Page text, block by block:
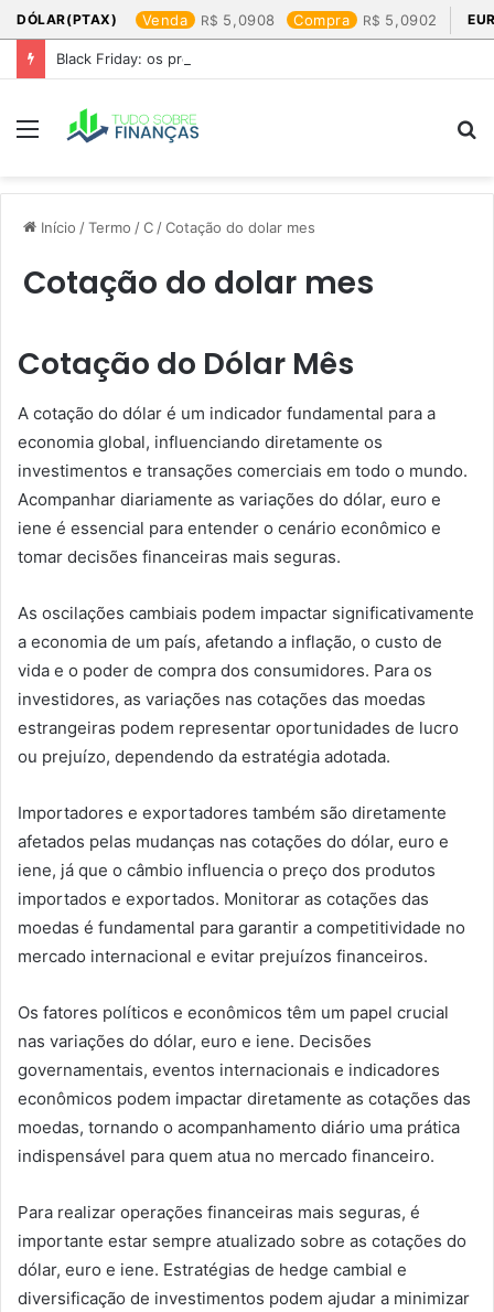
DÓLAR(PTAX) Venda 5,0908 Compra 5,0902
Black Friday: os produtos que mais valem a pena
Menu
Início /Termo /C /Cotação do dolar mes​
Cotação do dolar mes​
Cotação do Dólar Mês
A cotação do dólar é um indicador fundamental para a
economia global, influenciando diretamente os
investimentos e transações comerciais em todo o mundo.
Acompanhar diariamente as variações do dólar, euro e
iene é essencial para entender o cenário econômico e
tomar decisões financeiras mais seguras.
As oscilações cambiais podem impactar significativamente
a economia de um país, afetando a inflação, o custo de
vida e o poder de compra dos consumidores. Para os
investidores, as variações nas cotações das moedas
estrangeiras podem representar oportunidades de lucro
ou prejuízo, dependendo da estratégia adotada.
Importadores e exportadores também são diretamente
afetados pelas mudanças nas cotações do dólar, euro e
iene, já que o câmbio influencia o preço dos produtos
importados e exportados. Monitorar as cotações das
moedas é fundamental para garantir a competitividade no
mercado internacional e evitar prejuízos financeiros.
Os fatores políticos e econômicos têm um papel crucial
nas variações do dólar, euro e iene. Decisões
governamentais, eventos internacionais e indicadores
econômicos podem impactar diretamente as cotações das
moedas, tornando o acompanhamento diário uma prática
indispensável para quem atua no mercado financeiro.
Para realizar operações financeiras mais seguras, é
importante estar sempre atualizado sobre as cotações do
dólar, euro e iene. Estratégias de hedge cambial e
diversificação de investimentos podem ajudar a minimizar